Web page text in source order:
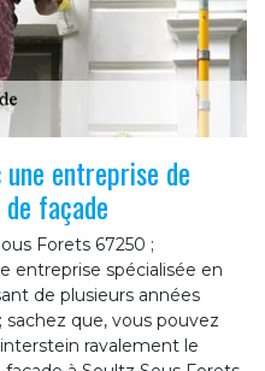
entreprise de
façade
Forets 67250 ;
entreprise spécialisée en
de plusieurs années
sachez que, vous pouvez
ravalement le